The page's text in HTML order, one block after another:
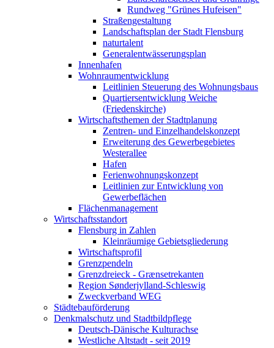
Rundweg "Grünes Hufeisen"
Straßengestaltung
Landschaftsplan der Stadt Flensburg
naturtalent
Generalentwässerungsplan
Innenhafen
Wohnraumentwicklung
Leitlinien Steuerung des Wohnungsbaus
Quartiersentwicklung Weiche
(Friedenskirche)
Wirtschaftsthemen der Stadtplanung
Zentren- und Einzelhandelskonzept
Erweiterung des Gewerbegebietes
Westerallee
Hafen
Ferienwohnungskonzept
Leitlinien zur Entwicklung von
Gewerbeflächen
Flächenmanagement
Wirtschaftsstandort
Flensburg in Zahlen
Kleinräumige Gebietsgliederung
Wirtschaftsprofil
Grenzpendeln
Grenzdreieck - Grænsetrekanten
Region Sønderjylland-Schleswig
Zweckverband WEG
Städtebauförderung
Denkmalschutz und Stadtbildpflege
Deutsch-Dänische Kulturachse
Westliche Altstadt - seit 2019